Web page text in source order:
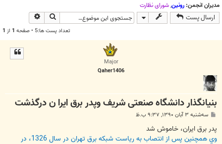
مدیران انجمن: رونین,شوراي نظارت
ارسال پست جستجو
تعداد پست ها:5 • صفحه 1 از 1
Major
Qaher1406
بنیانگذار دانشگاه صنعتی شریف وپدر برق ايرا ن درگذشت
ت
سه‌شنبه ۳ آبان ۱۳۹۰, ۹:۳۷ ب.ظ
پدر برق ايران، خاموش شد
وي همچنين پس از انتصاب به رياست شبكه برق تهران در سال 1326، در